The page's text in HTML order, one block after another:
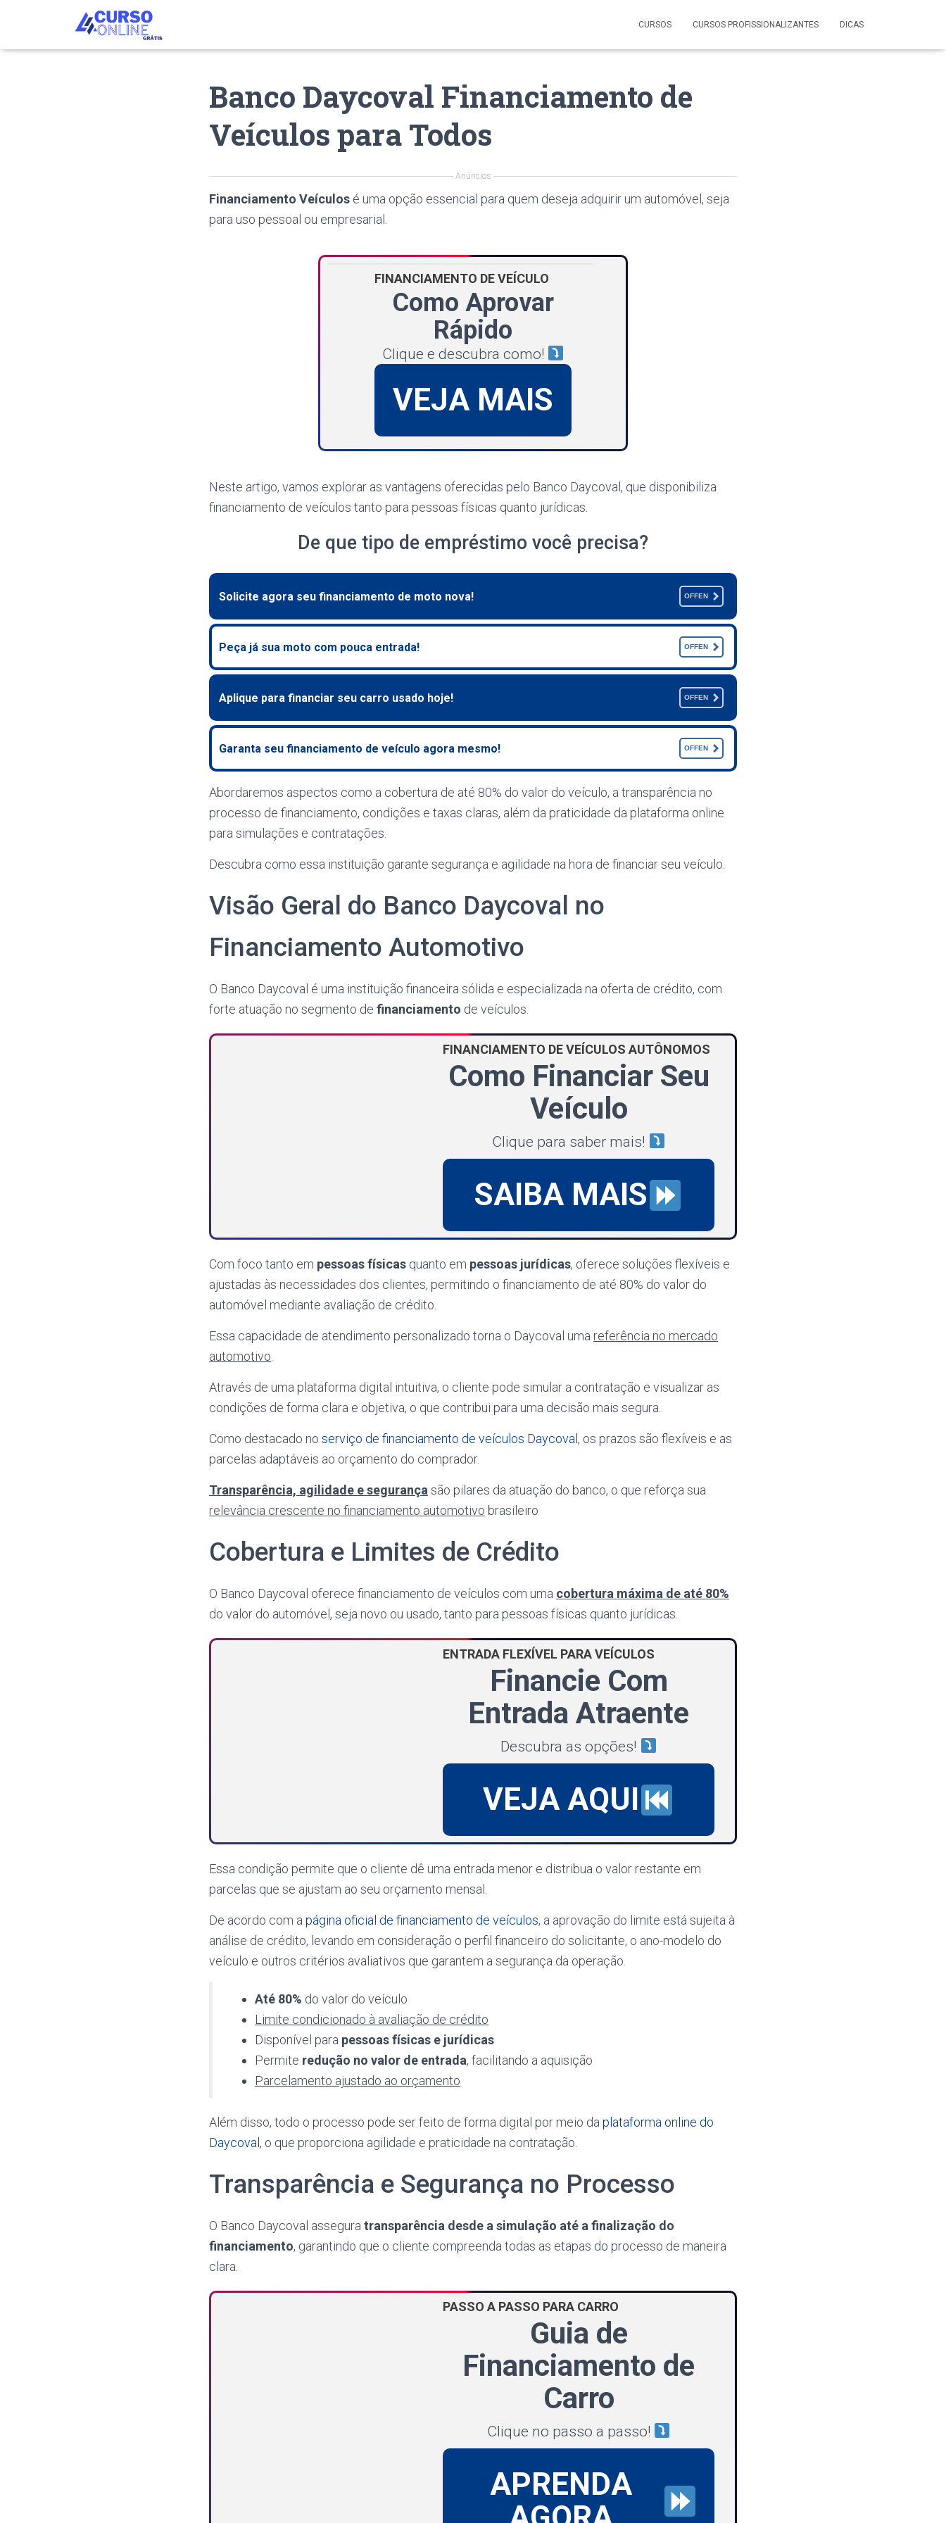
CURSOS CURSOS PROFISSIONALIZANTES DICAS
Banco Daycoval Financiamento de
Veículos para Todos
Anúncios
Financiamento Veículos é uma opção essencial para quem deseja adquirir um automóvel, seja
para uso pessoal ou empresarial.
FINANCIAMENTO DE VEÍCULO
Como Aprovar
Rápido
Clique e descubra como!
VEJA MAIS
Neste artigo, vamos explorar as vantagens oferecidas pelo Banco Daycoval, que disponibiliza
financiamento de veículos tanto para pessoas físicas quanto jurídicas.
De que tipo de empréstimo você precisa?
Solicite agora seu financiamento de moto nova! OFFEN
Peça já sua moto com pouca entrada! OFFEN
Aplique para financiar seu carro usado hoje! OFFEN
Garanta seu financiamento de veículo agora mesmo! OFFEN
Abordaremos aspectos como a cobertura de até 80% do valor do veículo, a transparência no
processo de financiamento, condições e taxas claras, além da praticidade da plataforma online
para simulações e contratações.
Descubra como essa instituição garante segurança e agilidade na hora de financiar seu veículo.
Visão Geral do Banco Daycoval no
Financiamento Automotivo
O Banco Daycoval é uma instituição financeira sólida e especializada na oferta de crédito, com
forte atuação no segmento de financiamento de veículos.
FINANCIAMENTO DE VEÍCULOS AUTÔNOMOS
Como Financiar Seu
Veículo
Clique para saber mais!
SAIBA MAIS
Com foco tanto em pessoas físicas quanto em pessoas jurídicas, oferece soluções flexíveis e
ajustadas às necessidades dos clientes, permitindo o financiamento de até 80% do valor do
automóvel mediante avaliação de crédito.
Essa capacidade de atendimento personalizado torna o Daycoval uma referência no mercado
automotivo
Através de uma plataforma digital intuitiva, o cliente pode simular a contratação e visualizar as
condições de forma clara e objetiva, o que contribui para uma decisão mais segura.
Como destacado no serviço de financiamento de veículos Daycoval , os prazos são flexíveis e as
parcelas adaptáveis ao orçamento do comprador.
Transparência, agilidade e segurança são pilares da atuação do banco, o que reforça sua
relevância crescente no financiamento automotivo brasileiro
Cobertura e Limites de Crédito
O Banco Daycoval oferece financiamento de veículos com uma cobertura máxima de até 80%
do valor do automóvel, seja novo ou usado, tanto para pessoas físicas quanto jurídicas.
ENTRADA FLEXÍVEL PARA VEÍCULOS
Financie Com
Entrada Atraente
Descubra as opções!
VEJA AQUI
Essa condição permite que o cliente dê uma entrada menor e distribua o valor restante em
parcelas que se ajustam ao seu orçamento mensal.
De acordo com a página oficial de financiamento de veículos, a aprovação do limite está sujeita à
análise de crédito, levando em consideração o perfil financeiro do solicitante, o ano-modelo do
veículo e outros critérios avaliativos que garantem a segurança da operação.
Até 80% do valor do veículo
Limite condicionado à avaliação de crédito
Disponível para pessoas físicas e jurídicas
Permite redução no valor de entrada, facilitando a aquisição
Parcelamento ajustado ao orçamento
Além disso, todo o processo pode ser feito de forma digital por meio da plataforma online do
Daycoval , o que proporciona agilidade e praticidade na contratação.
Transparência e Segurança no Processo
O Banco Daycoval assegura transparência desde a simulação até a finalização do
financiamento, garantindo que o cliente compreenda todas as etapas do processo de maneira
clara.
PASSO A PASSO PARA CARRO
Guia de
Financiamento de
Carro
Clique no passo a passo!
APRENDA